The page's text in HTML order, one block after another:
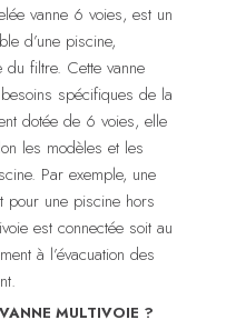
vanne 6 voies, est un
d’une piscine,
filtre. Cette vanne
spécifiques de la
dotée de 6 voies, elle
les modèles et les
Par exemple, une
pour une piscine hors
est connectée soit au
à l’évacuation des
MULTIVOIE ?